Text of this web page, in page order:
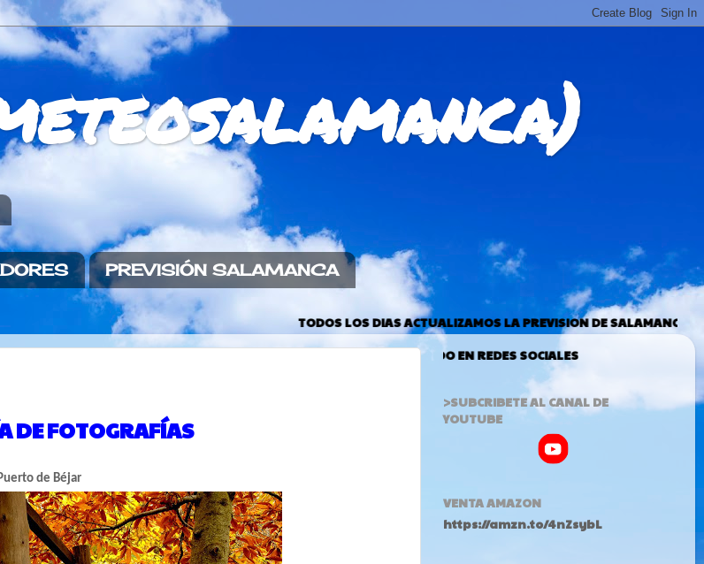
PREVISIÓN SALAMANCA
TODOS LOS DIAS ACTUALIZAMOS LA PREVISION DE SALAMANCA Y ADEMAS PODEIS
DE FOTOGRAFÍAS
Béjar
SEGUIMOS INFORMANDO EN REDES SOCIALES
>SUBCRIBETE AL CANAL DE
YOUTUBE
VENTA AMAZON
https://amzn.to/4nZsybL